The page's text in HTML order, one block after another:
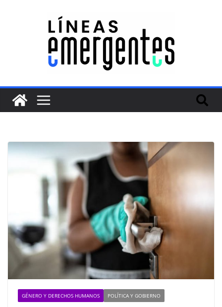
GÉNERO Y DERECHOS HUMANOS POLÍTICA Y GOBIERNO